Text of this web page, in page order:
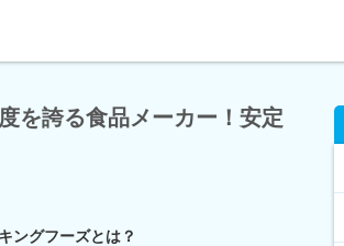
を誇る食品メーカー！安定
ングフーズとは？